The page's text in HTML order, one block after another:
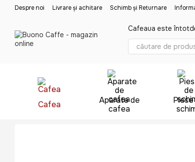
Mergi la conținutul principal
Despre noi Livrare și achitare Schimb și Returnare
Cafeaua este
Cafea
Aparate de
cafea